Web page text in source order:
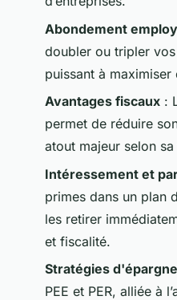
Abondement
doubler ou tripler
puissant à maximiser
Avantages fiscaux :
permet de réduire
atout majeur selon
Intéressement et
primes dans un plan
les retirer
et fiscalité.
Stratégies d'épargne
PEE et PER, alliée à